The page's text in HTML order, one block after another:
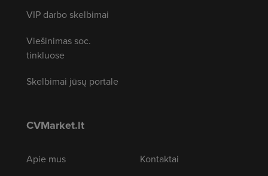
VIP darbo skelbimai
Viešinimas soc.
tinkluose
Skelbimai jūsų portale
CVMarket.lt
Apie mus
Kontaktai